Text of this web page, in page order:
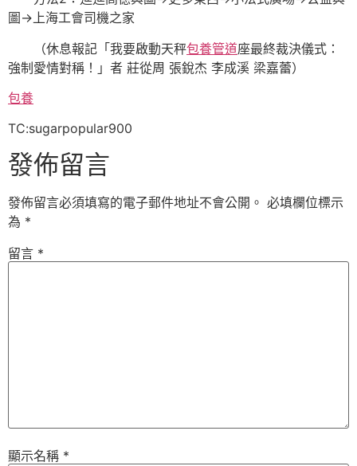
圖→上海工會司機之家
（休息報記「我要啟動天秤包養管道座最終裁決儀式：
強制愛情對稱！」者 莊從周 張銳杰 李成溪 梁嘉蕾）
包養
TC:sugarpopular900
發佈留言
發佈留言必須填寫的電子郵件地址不會公開。 必填欄位標示
為 *
留言 *
顯示名稱 *